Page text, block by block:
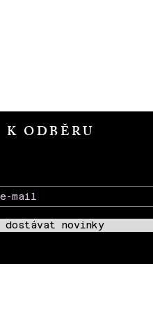
ODBĚRU
dostávat novinky